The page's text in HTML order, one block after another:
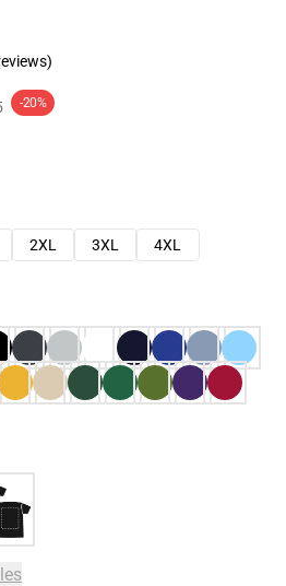
-20%
2XL 3XL
4XL